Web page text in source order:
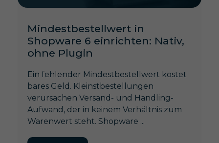
Mindestbestellwert in
Shopware 6 einrichten: Nativ,
ohne Plugin
Ein fehlender Mindestbestellwert kostet
bares Geld. Kleinstbestellungen
verursachen Versand- und Handling-
Aufwand, der in keinem Verhältnis zum
Warenwert steht. Shopware ...